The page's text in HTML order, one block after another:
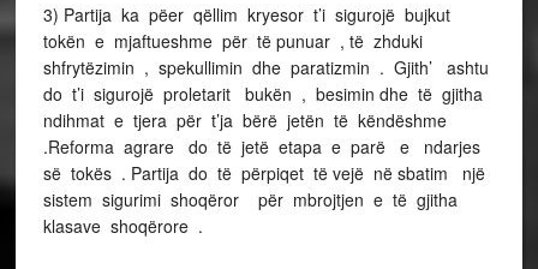
3) Partija ka pëer qëllim kryesor t’i sigurojë bujkut
tokën e mjaftueshme për të punuar , të zhduki
shfrytëzimin , spekullimin dhe paratizmin . Gjith’ ashtu
do t’i sigurojë proletarit bukën , besimin dhe të gjitha
ndihmat e tjera për t’ja bërë jetën të këndëshme
.Reforma agrare do të jetë etapa e parë e ndarjes
së tokës . Partija do të përpiqet të vejë në sbatim një
sistem sigurimi shoqëror për mbrojtjen e të gjitha
klasave shoqërore .